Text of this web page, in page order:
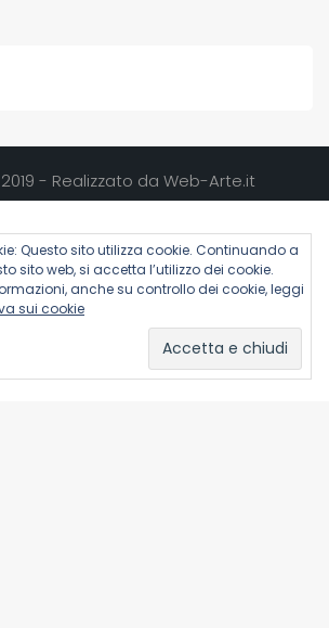
- Realizzato da Web-Arte.it
Questo sito utilizza cookie. Continuando a
sito web, si accetta l’utilizzo dei cookie.
anche su controllo dei cookie, leggi
sui cookie